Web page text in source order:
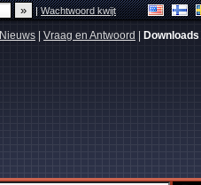
|Wachtwoord kwijt
Nieuws Vraag en Antwoord Downloads